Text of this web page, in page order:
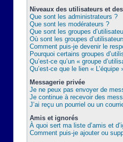
Niveaux des utilisateurs et
Que sont les administrateurs ?
Que sont les modérateurs ?
Que sont les groupes
Où sont les groupes
Comment puis-je devenir le
Pourquoi certains groupes
Qu’est-ce qu’un « groupe
Qu’est-ce que le lien « L’équipe
Messagerie privée
Je ne peux pas envoyer de
Je continue à recevoir des
J’ai reçu un pourriel ou un
Amis et ignorés
À quoi sert ma liste d’amis et
Comment puis-je ajouter ou